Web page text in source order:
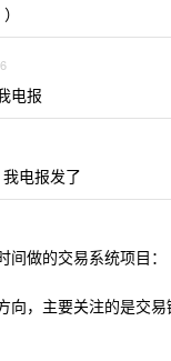
电报
电报发了
做的交易系统项目：
向，主要关注的是交